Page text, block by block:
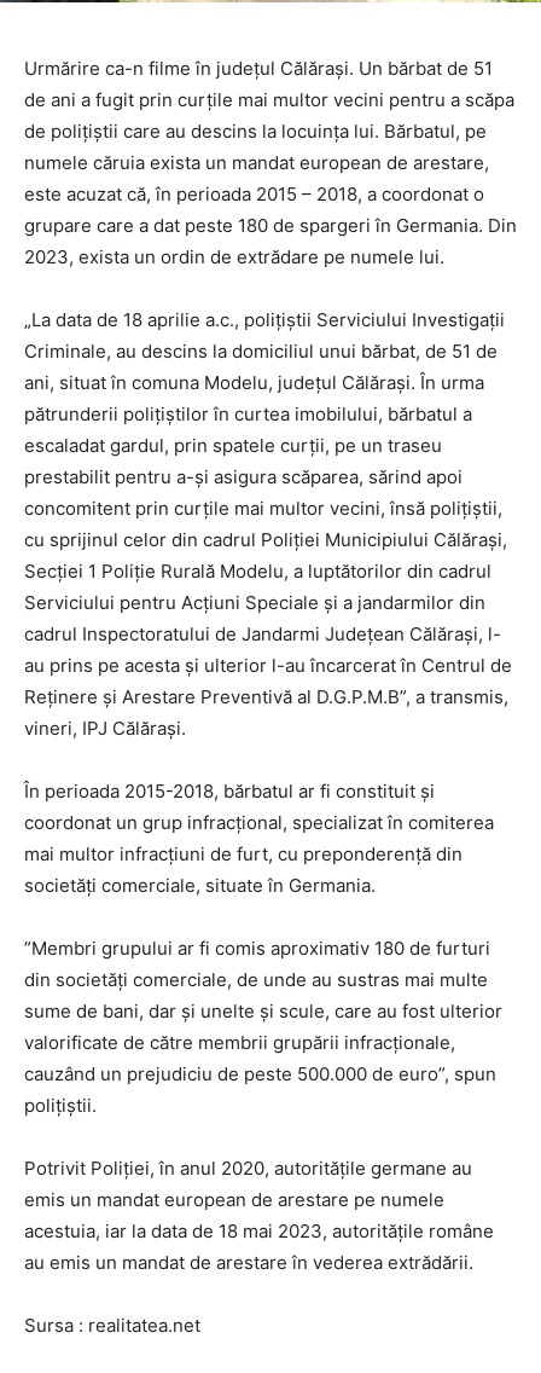
Urmărire ca-n filme în județul Călărași. Un bărbat de 51
de ani a fugit prin curţile mai multor vecini pentru a scăpa
de poliţiştii care au descins la locuinţa lui. Bărbatul, pe
numele căruia exista un mandat european de arestare,
este acuzat că, în perioada 2015 – 2018, a coordonat o
grupare care a dat peste 180 de spargeri în Germania. Din
2023, exista un ordin de extrădare pe numele lui.
„La data de 18 aprilie a.c., poliţiştii Serviciului Investigaţii
Criminale, au descins la domiciliul unui bărbat, de 51 de
ani, situat în comuna Modelu, judeţul Călăraşi. În urma
pătrunderii poliţiştilor în curtea imobilului, bărbatul a
escaladat gardul, prin spatele curţii, pe un traseu
prestabilit pentru a-şi asigura scăparea, sărind apoi
concomitent prin curţile mai multor vecini, însă poliţiştii,
cu sprijinul celor din cadrul Poliţiei Municipiului Călăraşi,
Secţiei 1 Poliţie Rurală Modelu, a luptătorilor din cadrul
Serviciului pentru Acţiuni Speciale şi a jandarmilor din
cadrul Inspectoratului de Jandarmi Judeţean Călăraşi, l-
au prins pe acesta şi ulterior l-au încarcerat în Centrul de
Reţinere şi Arestare Preventivă al D.G.P.M.B”, a transmis,
vineri, IPJ Călăraşi.
În perioada 2015-2018, bărbatul ar fi constituit şi
coordonat un grup infracţional, specializat în comiterea
mai multor infracţiuni de furt, cu preponderenţă din
societăţi comerciale, situate în Germania.
”Membri grupului ar fi comis aproximativ 180 de furturi
din societăţi comerciale, de unde au sustras mai multe
sume de bani, dar şi unelte şi scule, care au fost ulterior
valorificate de către membrii grupării infracţionale,
cauzând un prejudiciu de peste 500.000 de euro”, spun
polițiștii.
Potrivit Poliţiei, în anul 2020, autorităţile germane au
emis un mandat european de arestare pe numele
acestuia, iar la data de 18 mai 2023, autorităţile române
au emis un mandat de arestare în vederea extrădării.
Sursa : realitatea.net